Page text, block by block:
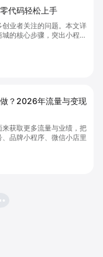
代码轻松上手
业者关注的问题。本文详
的核心步骤，突出小程序
优势，帮助你轻松实现商
员运营，快速开启线上卖
指南！
？2026年流量与变现
获取更多流量与业绩，把
品牌小程序、微信小店里